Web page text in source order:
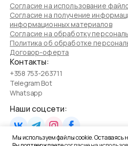
Согласие на использование
Согласие на получение
информационных материалов
Согласие на обработку
Политика об обработке
Договор-оферта
Контакты:
+358 753-263711
Telegram Bot
Whatsapp
Наши соцсети:
Мы используем файлы cookie. Оставаясь